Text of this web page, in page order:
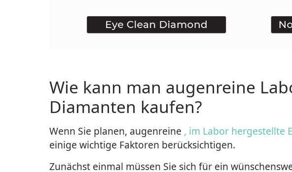
Wie kann man augenreine
Diamanten kaufen?
Wenn Sie planen, augenreine , im Labor hergestellte
einige wichtige Faktoren berücksichtigen.
Zunächst einmal müssen Sie sich für ein